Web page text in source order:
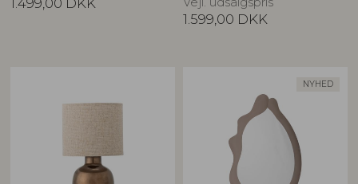
1.599,00 DKK
NYHED